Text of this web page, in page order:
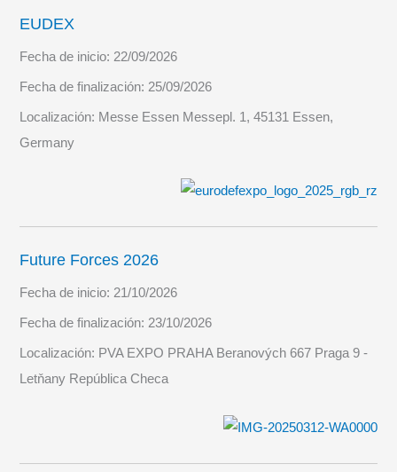
EUDEX
Fecha de inicio: 22/09/2026
Fecha de finalización: 25/09/2026
Localización: Messe Essen Messepl. 1, 45131 Essen,
Germany
Future Forces 2026
Fecha de inicio:21/10/2026
Fecha de finalización:23/10/2026
Localización: PVA EXPO PRAHA Beranových 667 Praga 9 -
Letňany República Checa